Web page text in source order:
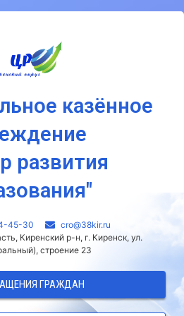
казённое
развития
45-30
сro@38kir.ru
Киренский р-н, г. Киренск, ул.
строение 23
ГРАЖДАН